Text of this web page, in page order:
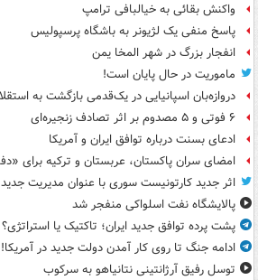
واکنش بقائی به خیالبافی ترامپ
پاسخ منفی یک لژیونر به باشگاه پرسپولیس
انفجار بزرگ در شهر المخا یمن
ماموریت در حال پایان است!
دروازه‌بان اسپانیایی در یک‌قدمی بازگشت به
۶ فوتی و ۵ مصدوم بر اثر تصادف زنجیره‌ای
ادعای بسنت درباره توافق ایران و آمریکا
امضای سران پاکستان، عربستان و ترکیه برای
اثر جدید کارتونیست سوری با عنوان مدیریت
پالایشگاه نفت اسلواکی منفجر شد
پشت پرده توافق جدید ایران؛ تاکتیک یا استراتژی؟
ادامه جنگ تا روی کار آمدن دولت جدید در آمریکا!
توسل رفیق آرژانتینی نتانیاهو به سرکوب